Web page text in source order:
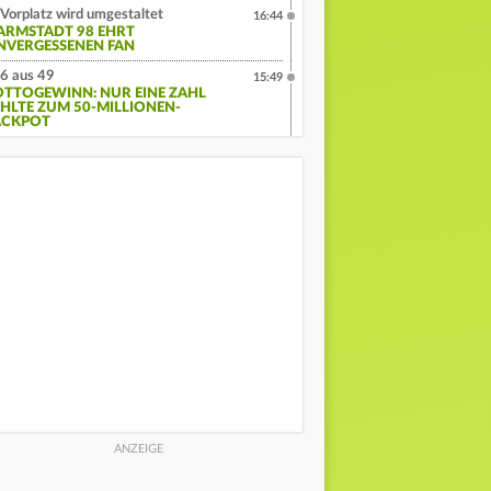
Vorplatz wird umgestaltet
98 EHRT
FAN
16:44
6 aus 49
NUR EINE ZAHL
ZUM 50-MILLIONEN-
15:49